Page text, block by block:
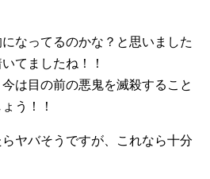
なってるのかな？と思いました
てましたね！！
は目の前の悪鬼を滅殺すること
う！！
ヤバそうですが、これなら十分